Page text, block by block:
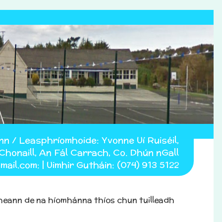
/ Leasphríomhoide: Yvonne Uí Ruiséil,
An Fál Carrach, Co. Dhún nGall
| Uimhir Gutháin: (074) 913 5122
de na híomhánna thíos chun tuilleadh